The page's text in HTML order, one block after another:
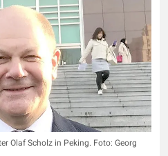
Olaf Scholz in Peking. Foto: Georg